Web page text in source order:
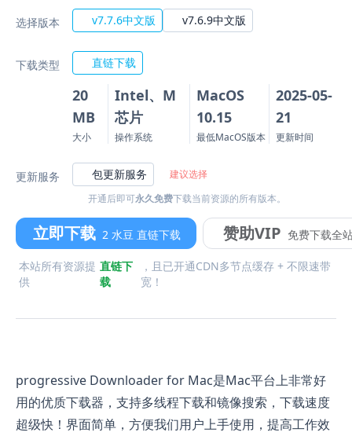
选择版本 v7.7.6中文版 v7.6.9中文版
下载类型 直链下载
20
MB
大小
Intel、M
芯片
操作系统
MacOS
10.15
最低MacOS版本
2025-05-
21
更新时间
更新服务 包更新服务
建议选择
开通后即可永久免费下载当前资源的所有版本。
立即下载 2 水豆 直链下载 赞助VIP 免费下载全
本站所有资源提
供
直链下
载
，且已开通CDN多节点缓存 + 不限速带
宽！
progressive Downloader for Mac是Mac平台上非常好
用的优质下载器，支持多线程下载和镜像搜索，下载速度
超级快！界面简单，方便我们用户上手使用，提高工作效